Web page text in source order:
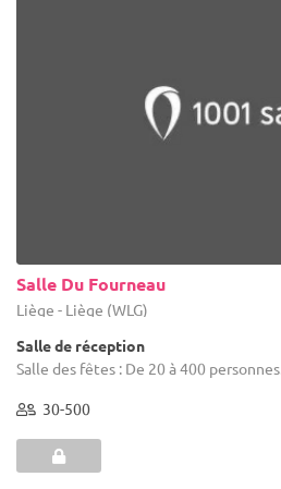
Salle Du Fourneau
Liège - Liège (WLG)
Salle de réception
Salle des fêtes : De 20 à 400 personnes.
30-500